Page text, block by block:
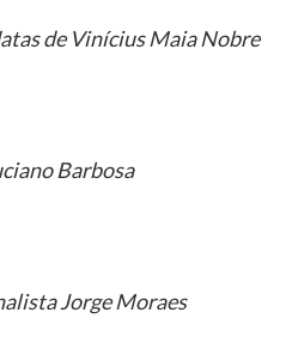
de Vinícius Maia Nobre
Barbosa
Jorge Moraes